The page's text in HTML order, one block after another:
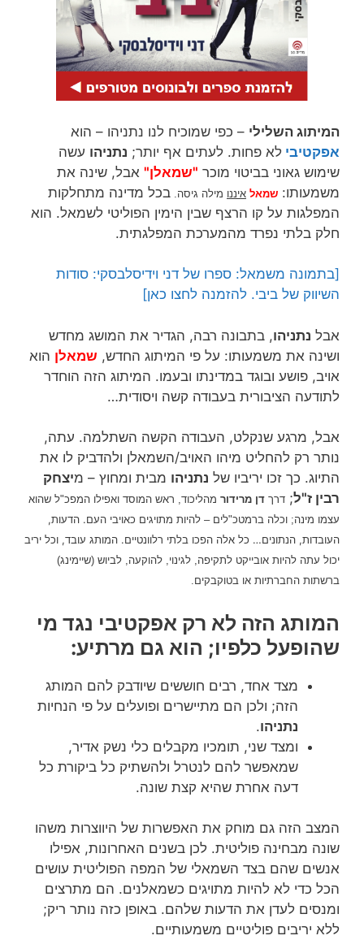
המיתוג השלילי – כפי שמוכיח לנו נתניהו – הוא
אפקטיבי לא פחות. לעתים אף יותר; נתניהו עשה
שימוש גאוני בביטוי מוכר "שמאלן" אבל, שינה את
משמעותו: שמאל איננו מילה גיסה. בכל מדינה מתחלקות
המפלגות על קו הרצף שבין הימין הפוליטי לשמאל. הוא
חלק בלתי נפרד מהמערכת המפלגתית.
[בתמונה משמאל: ספרו של דני וידיסלבסקי: סודות
השיווק של ביבי. להזמנה לחצו כאן]
אבל נתניהו, בתבונה רבה, הגדיר את המושג מחדש
ושינה את משמעותו: על פי המיתוג החדש, שמאלן הוא
אויב, פושע ובוגד במדינתו ובעמו. המיתוג הזה הוחדר
לתודעה הציבורית בעבודה קשה ויסודית…
אבל, מרגע שנקלט, העבודה הקשה השתלמה. עתה,
נותר רק להחליט מיהו האויב/השמאלן ולהדביק לו את
התיוג. כך זכו יריביו של נתניהו מבית ומחוץ – מיצחק
רבין ז"ל; דרך דן מרידור מהליכוד, ראש המוסד ואפילו המפכ"ל שהוא
עצמו מינה; וכלה ברמטכ"לים – להיות מתויגים כאויבי העם. הדעות,
העובדות, הנתונים… כל אלה הפכו בלתי רלוונטיים. המותג עובד, וכל יריב
יכול עתה להיות אובייקט לתקיפה, לגינוי, להוקעה, לביוש (שיימינג)
ברשתות החברתיות או בטוקבקים.
המותג הזה לא רק אפקטיבי נגד מי
שהופעל כלפיו; הוא גם מרתיע:
מצד אחד, רבים חוששים שיודבק להם המותג
הזה; ולכן הם מתיישרים ופועלים על פי הנחיות
נתניהו.
ומצד שני, תומכיו מקבלים כלי נשק אדיר,
שמאפשר להם לנטרל ולהשתיק כל ביקורת כל
דעה אחרת שהיא קצת שונה.
המצב הזה גם מוחק את האפשרות של היווצרות משהו
שונה מבחינה פוליטית. לכן בשנים האחרונות, אפילו
אנשים שהם בצד השמאלי של המפה הפוליטית עושים
הכל כדי לא להיות מתויגים כשמאלנים. הם מתרצים
ומנסים לעדן את הדעות שלהם. באופן כזה נותר ריק;
ללא יריבים פוליטיים משמעותיים.